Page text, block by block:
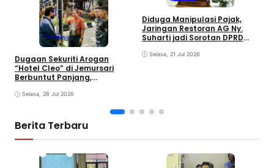
Peristiwa
Dugaan Sekuriti Arogan
“Hotel Cleo” di Jemursari
Berbuntut Panjang,
Mulai Dipertanyakan
Selasa, 28 Jul 2026
Diduga Manipulasi Pajak,
Jaringan Restoran AG Ny.
Suharti jadi Sorotan DPRD
Selasa, 21 Jul 2026
Berita Terbaru